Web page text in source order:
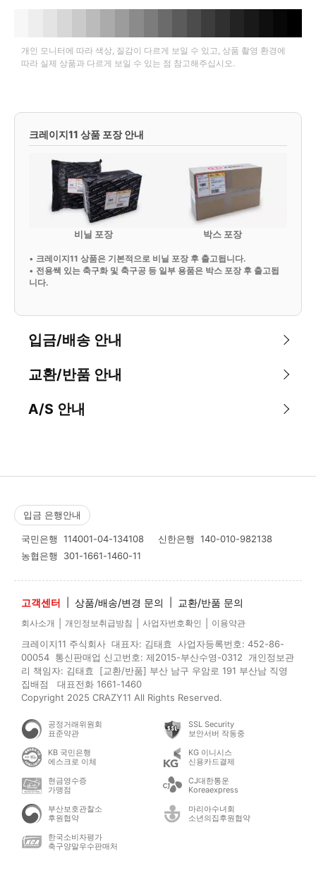
개인 모니터에 따라 색상, 질감이 다르게 보일 수 있고, 상품 촬영 환경에
따라 실제 상품과 다르게 보일 수 있는 점 참고해주십시오.
크레이지11 상품 포장 안내
비닐 포장 박스 포장
• 크레이지11 상품은 기본적으로 비닐 포장 후 출고됩니다.
• 전용쌕 있는 축구화 및 축구공 등 일부 용품은 박스 포장 후 출고됩
니다.
입금/배송 안내
교환/반품 안내
A/S 안내
입금 은행안내
국민은행 114001-04-134108 신한은행 140-010-982138
농협은행 301-1661-1460-11
고객센터 상품/배송/변경 문의 교환/반품 문의
회사소개 개인정보취급방침 사업자번호확인 이용약관
크레이지11 주식회사 대표자: 김태효 사업자등록번호: 452-86-
00054 통신판매업 신고번호: 제2015-부산수영-0312 개인정보관
리 책임자: 김태효 [교환/반품] 부산 남구 우암로 191 부산남 직영
집배점 대표전화 1661-1460
Copyright 2025 CRAZY11 All Rights Reserved.
공정거래위원회
표준약관
SSL Security
보안서버 작동중
KB 국민은행
에스크로 이체
KG 이니시스
신용카드결제
현금영수증
가맹점
CJ대한통운
Koreaexpress
부산보호관찰소
후원협약
마리아수녀회
소년의집후원협약
한국소비자평가
축구양말우수판매처